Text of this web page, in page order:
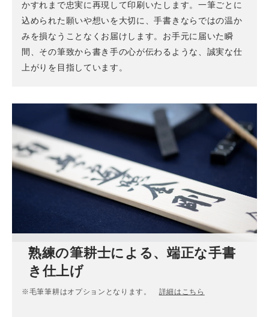
かすれまで忠実に再現して印刷いたします。一筆ごとに
込められた願いや想いを大切に、手書きならではの温か
みを損なうことなくお届けします。お手元に届いた瞬
間、その筆致から書き手の心が伝わるような、誠実な仕
上がりを目指しています。
熟練の筆耕士による、端正な手書
き仕上げ
※毛筆筆耕はオプションとなります。 詳細はこちら